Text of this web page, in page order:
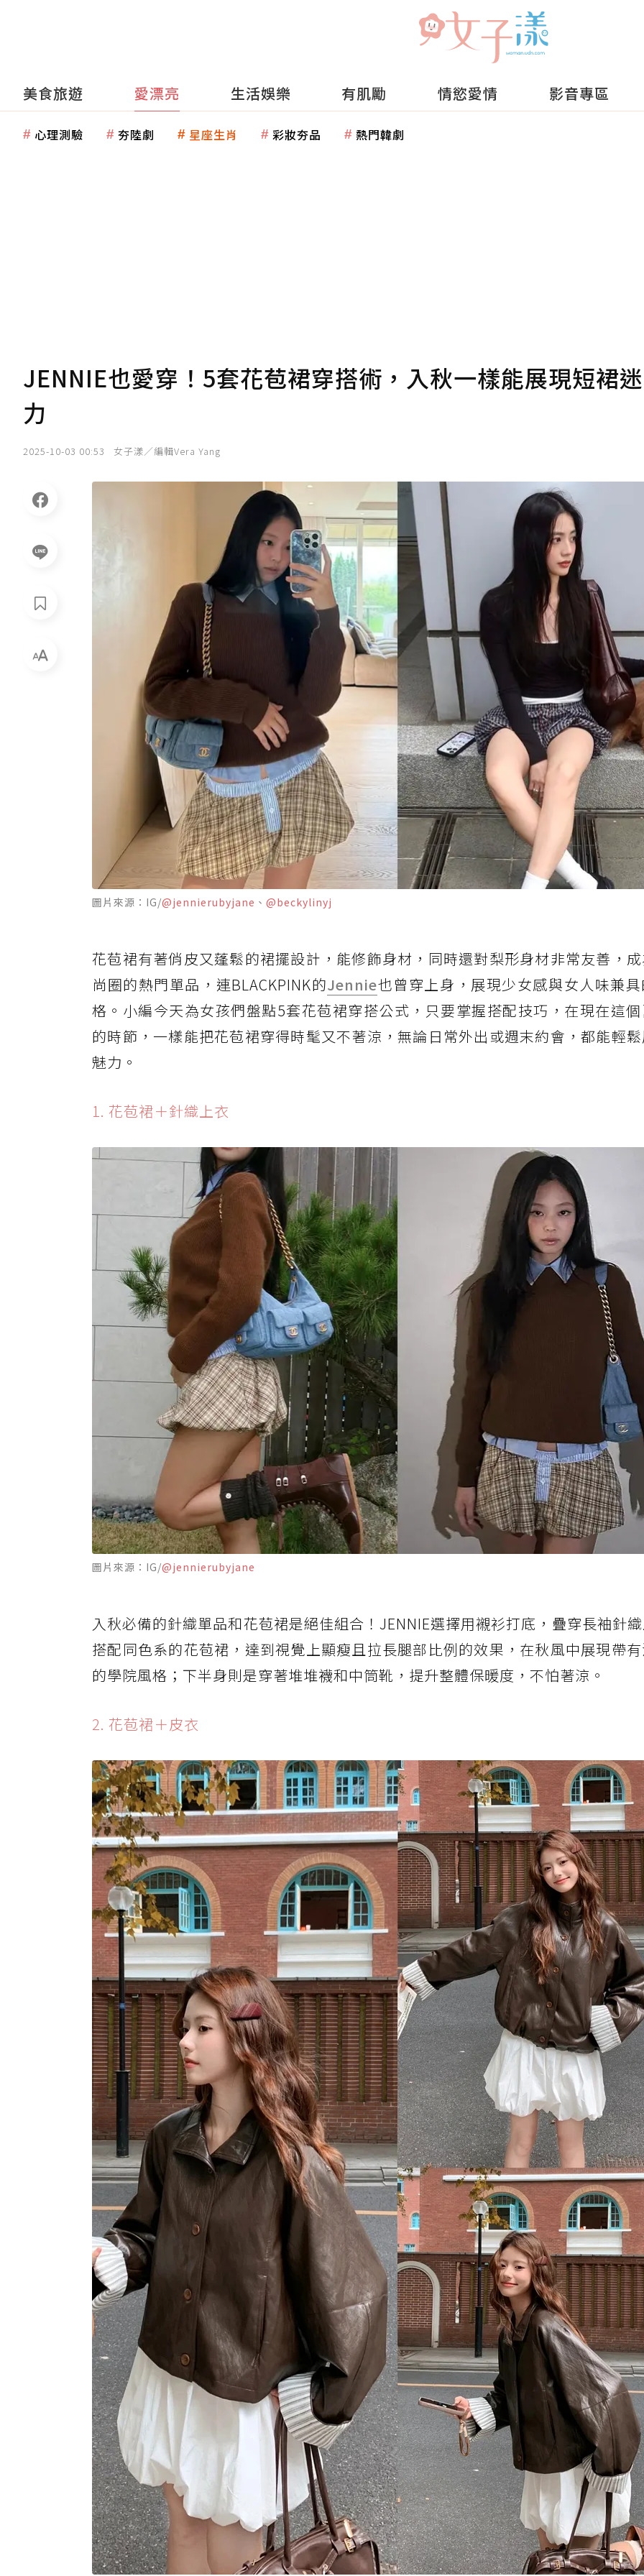
美食旅遊 愛漂亮 生活娛樂 有肌勵 情慾愛情 影音專區
心理測驗 夯陸劇 星座生肖 彩妝夯品 熱門韓劇
JENNIE也愛穿！5套花苞裙穿搭術，入秋一樣能展現短裙
力
2025-10-03 00:53 女子漾／編輯Vera Yang
圖片來源：IG/@jennierubyjane 、 @beckylinyj
花苞裙有著俏皮又蓬鬆的裙擺設計，能修飾身材，同時還對梨形身材非常友善，
尚圈的熱門單品，連BLACKPINK的Jennie也曾穿上身，展現少女感與女人味兼
格。小編今天為女孩們盤點5套花苞裙穿搭公式，只要掌握搭配技巧，在現在這
的時節，一樣能把花苞裙穿得時髦又不著涼，無論日常外出或週末約會，都能輕
魅力。
1. 花苞裙＋針織上衣
圖片來源：IG/@jennierubyjane
入秋必備的針織單品和花苞裙是絕佳組合！JENNIE選擇用襯衫打底，疊穿長袖針
搭配同色系的花苞裙，達到視覺上顯瘦且拉長腿部比例的效果，在秋風中展現帶
的學院風格；下半身則是穿著堆堆襪和中筒靴，提升整體保暖度，不怕著涼。
2. 花苞裙＋皮衣